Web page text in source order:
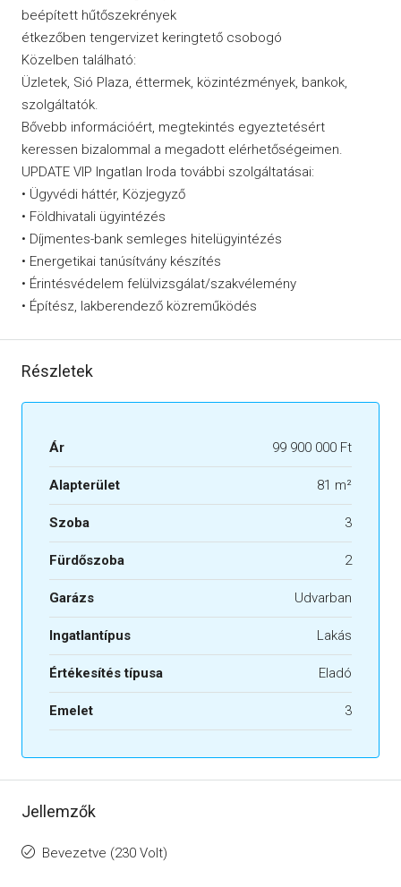
beépített hűtőszekrények
étkezőben tengervizet keringtető csobogó
Közelben található:
Üzletek, Sió Plaza, éttermek, közintézmények, bankok,
szolgáltatók.
Bővebb információért, megtekintés egyeztetésért
keressen bizalommal a megadott elérhetőségeimen.
UPDATE VIP Ingatlan Iroda további szolgáltatásai:
• Ügyvédi háttér, Közjegyző
• Földhivatali ügyintézés
• Díjmentes-bank semleges hitelügyintézés
• Energetikai tanúsítvány készítés
• Érintésvédelem felülvizsgálat/szakvélemény
• Építész, lakberendező közreműködés
Részletek
Ár 99 900 000 Ft
Alapterület 81 m²
Szoba 3
Fürdőszoba 2
Garázs Udvarban
Ingatlantípus Lakás
Értékesítés típusa Eladó
Emelet 3
Jellemzők
Bevezetve (230 Volt)